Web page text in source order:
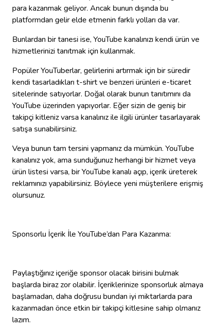
para kazanmak geliyor. Ancak bunun dışında bu
platformdan gelir elde etmenin farklı yolları da var.
Bunlardan bir tanesi ise, YouTube kanalınızı kendi ürün ve
hizmetlerinizi tanıtmak için kullanmak.
Popüler YouTuberlar, gelirlerini artırmak için bir süredir
kendi tasarladıkları t-shirt ve benzeri ürünleri e-ticaret
sitelerinde satıyorlar. Doğal olarak bunun tanıtımını da
YouTube üzerinden yapıyorlar. Eğer sizin de geniş bir
takipçi kitleniz varsa kanalınız ile ilgili ürünler tasarlayarak
satışa sunabilirsiniz.
Veya bunun tam tersini yapmanız da mümkün. YouTube
kanalınız yok, ama sunduğunuz herhangi bir hizmet veya
ürün listesi varsa, bir YouTube kanalı açıp, içerik üreterek
reklamınızı yapabilirsiniz. Böylece yeni müşterilere erişmiş
olursunuz.
Sponsorlu İçerik İle YouTube’dan Para Kazanma:
Paylaştığınız içeriğe sponsor olacak birisini bulmak
başlarda biraz zor olabilir. İçeriklerinize sponsorluk almaya
başlamadan, daha doğrusu bundan iyi miktarlarda para
kazanmadan önce etkin bir takipçi kitlesine sahip olmanız
lazım.